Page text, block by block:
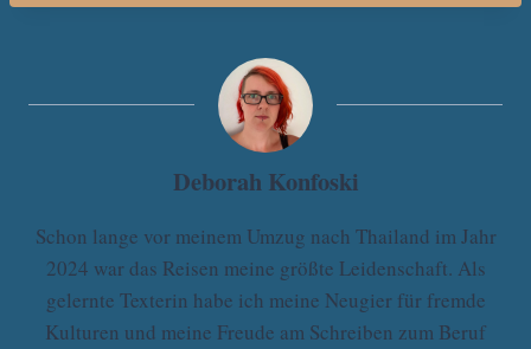
Deborah Konfoski
Schon lange vor meinem Umzug nach Thailand im Jahr
2024 war das Reisen meine größte Leidenschaft. Als
gelernte Texterin habe ich meine Neugier für fremde
Kulturen und meine Freude am Schreiben zum Beruf